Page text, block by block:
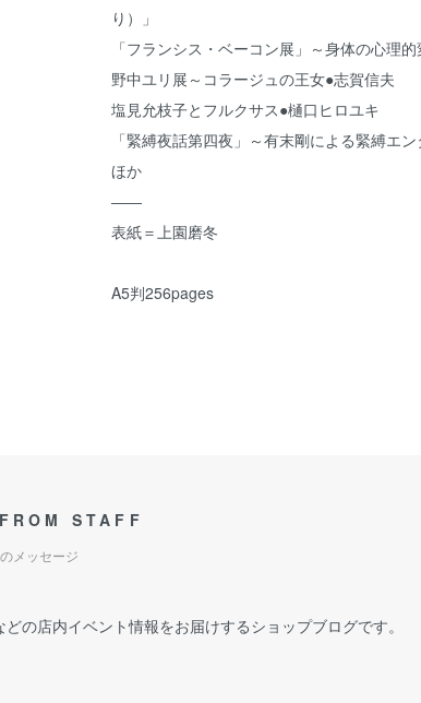
り）」
「フランシス・ベーコン展」～身体の心理
野中ユリ展～コラージュの王女●志賀信夫
塩見允枝子とフルクサス●樋口ヒロユキ
「緊縛夜話第四夜」～有末剛による緊縛エン
ほか
――
表紙＝上園磨冬
A5判256pages
STAFF
メッセージ
の店内イベント情報をお届けするショップブログです。